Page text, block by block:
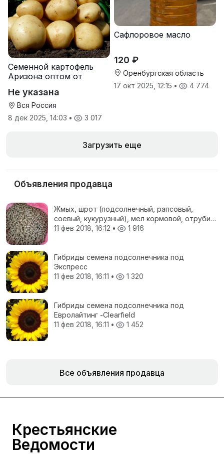
Семенной картофель
Аризона оптом от
Не указана
Вся Россия
8 дек 2025, 14:03 • 3 017
Сафлоровое масло
120 ₽
Оренбургская область
17 окт 2025, 12:15 • 4 774
Загрузить еще
Объявления продавца
Жмых, шрот (подсолнечный, рапсовый,
соевый, кукурузный), мел кормовой, отруби
пшеничные, жом свекловичный, соя
11 фев 2018, 16:12 • 1 916
Гибриды семена подсолнечника под
Экспресс
11 фев 2018, 16:11 • 1 320
Гибриды семена подсолнечника под
Евролайтинг -Сlearfield
11 фев 2018, 16:11 • 1 452
Все объявления продавца
Крестьянские
Ведомости